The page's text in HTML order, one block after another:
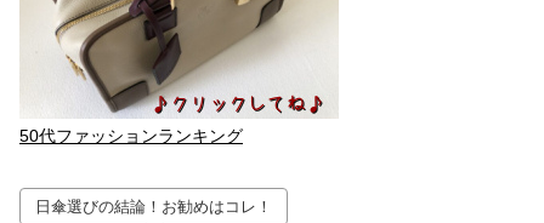
50代ファッションランキング
日傘選びの結論！お勧めはコレ！